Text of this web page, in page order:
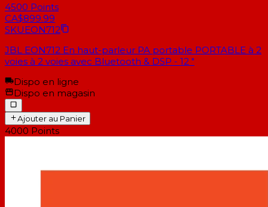
4500 Points
CA$899.99
SKUEON712
JBL EON712 En haut-parleur PA portable PORTABLE à 2
voies à 2 voies avec Bluetooth & DSP - 12 "
Dispo en ligne
Dispo en magasin
Ajouter au Panier
4000 Points